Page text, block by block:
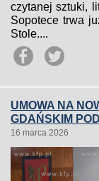
czytanej sztuki,
Sopotece trwa
Stole....
UMOWA NA
GDAŃSKIM
16 marca 2026